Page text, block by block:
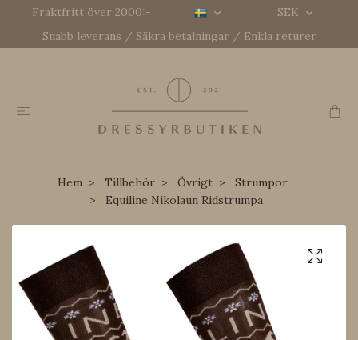
Fraktfritt över 2000:-
SEK
Snabb leverans / Säkra betalningar / Enkla returer
Hem Tillbehör Övrigt
Strumpor
Equiline Nikolaun Ridstrumpa